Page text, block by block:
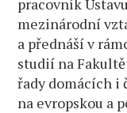
mezinárodní
a přednáší v
studií na
řady domácích i
na evropskou a